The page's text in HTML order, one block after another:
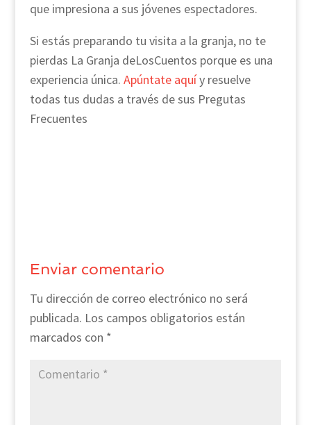
que impresiona a sus jóvenes espectadores.
Si estás preparando tu visita a la granja, no te
pierdas La Granja deLosCuentos porque es una
experiencia única. Apúntate aquíy resuelve
todas tus dudas a través de sus Pregutas
Frecuentes
Enviar comentario
Tu dirección de correo electrónico no será
publicada. Los campos obligatorios están
marcados con *